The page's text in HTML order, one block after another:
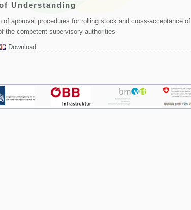
Understanding
of approval procedures for rolling stock and cross-acceptance of
the competent supervisory authorities
Download